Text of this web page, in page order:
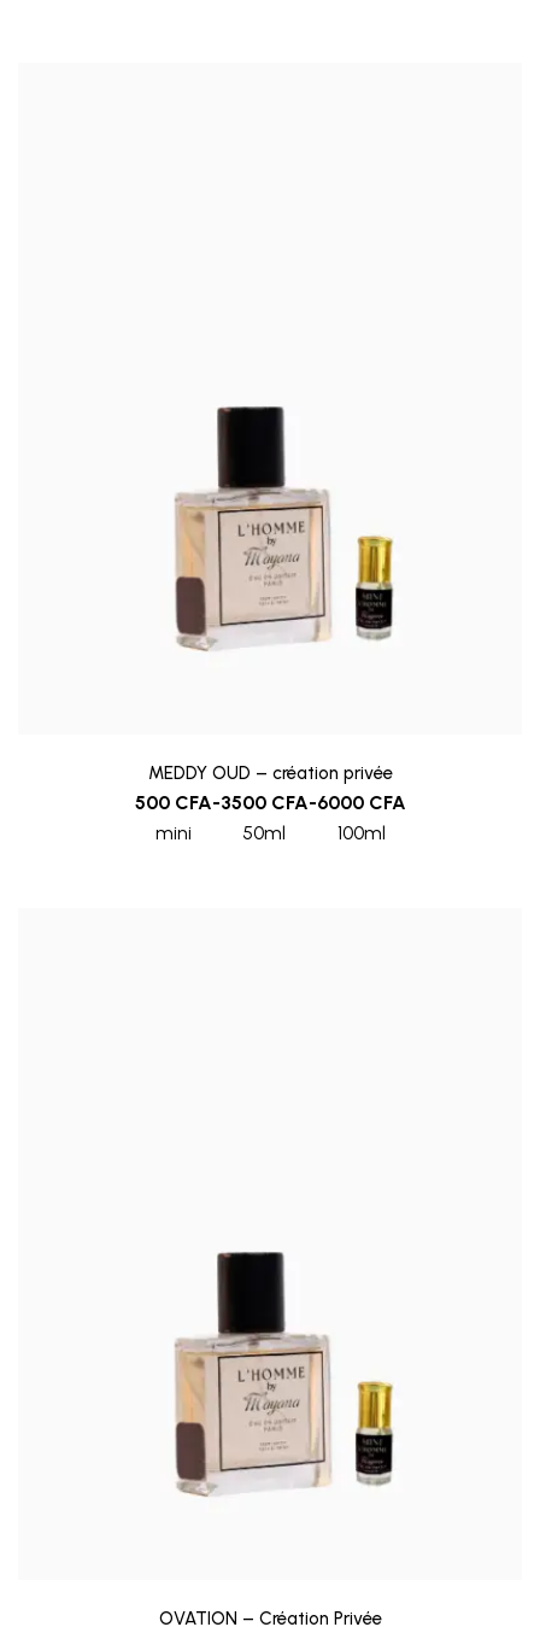
500 CFA
mini
-3500 CFA
50ml
-6000 CFA
100ml
MEDDY OUD – création privée
OVATION – Création Privée